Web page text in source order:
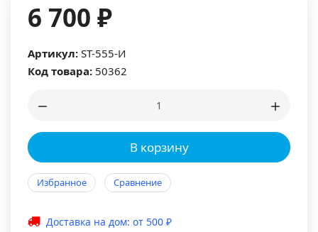
6 700 ₽
Артикул: ST-555-И
Код товара: 50362
В корзину
Избранное Сравнение
Доставка на дом: от 500 ₽